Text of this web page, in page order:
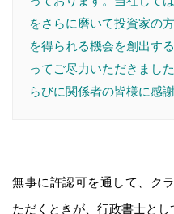
をさらに磨いて投資家の
を得られる機会を創出す
ってご尽力いただきまし
らびに関係者の皆様に感
無事に許認可を通して、ク
ただくときが、行政書士と